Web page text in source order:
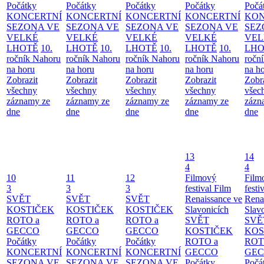
Počátky
KONCERTNÍ
SEZONA VE
VELKÉ
LHOTĚ 10.
ročník Nahoru
na horu
Zobrazit
všechny
záznamy ze
dne
Počátky
KONCERTNÍ
SEZONA VE
VELKÉ
LHOTĚ 10.
ročník Nahoru
na horu
Zobrazit
všechny
záznamy ze
dne
Počátky
KONCERTNÍ
SEZONA VE
VELKÉ
LHOTĚ 10.
ročník Nahoru
na horu
Zobrazit
všechny
záznamy ze
dne
Počátky
KONCERTNÍ
SEZONA VE
VELKÉ
LHOTĚ 10.
ročník Nahoru
na horu
Zobrazit
všechny
záznamy ze
dne
na
dne
10
3
SVĚT
KOSTIČEK
ROTO a
GECCO
Počátky
KONCERTNÍ
11
3
SVĚT
KOSTIČEK
ROTO a
GECCO
Počátky
KONCERTNÍ
12
3
SVĚT
KOSTIČEK
ROTO a
GECCO
Počátky
KONCERTNÍ
13
4
Filmový
festival Film
Renaissance ve
Slavonicích
SVĚT
KOSTIČEK
ROTO a
GECCO
14
4